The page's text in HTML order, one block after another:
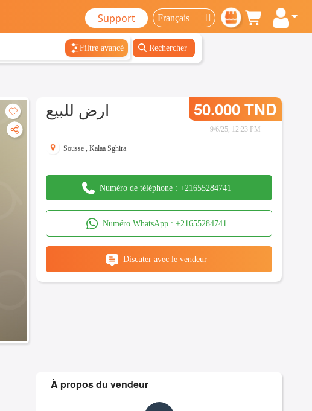
Support
Filtre avancé Rechercher
ارض للبيع 50.000 TND
9/6/25, 12:23 PM
Sousse ,Kalaa Sghira
Numéro de téléphone :+21655284741
Numéro WhatsApp : +21655284741
Discuter avec le vendeur
À propos du vendeur